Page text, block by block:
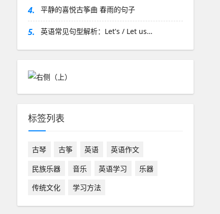
4. 平静的喜悦古筝曲 春雨的句子
5. 英语常见句型解析：Let's / Let us…
标签列表
古琴 古筝 英语
英语作文
民族乐器
音乐 英语学习
乐器
传统文化
学习方法